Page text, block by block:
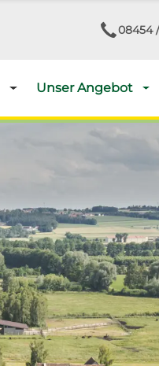
08454
Unser Angebot